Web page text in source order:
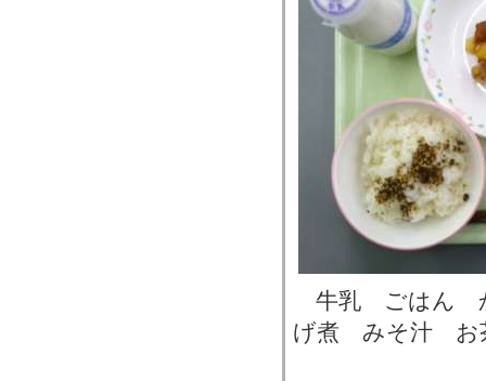
牛乳 ごはん か
げ煮 みそ汁 お